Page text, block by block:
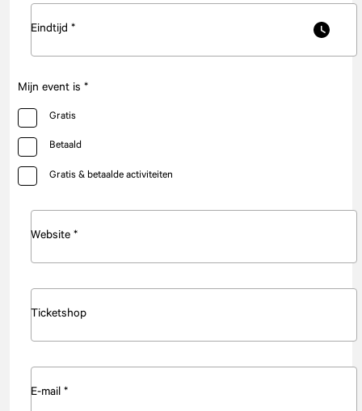
Eindtijd *
Mijn event is *
Gratis
Betaald
Gratis & betaalde activiteiten
Website *
Ticketshop
E-mail *